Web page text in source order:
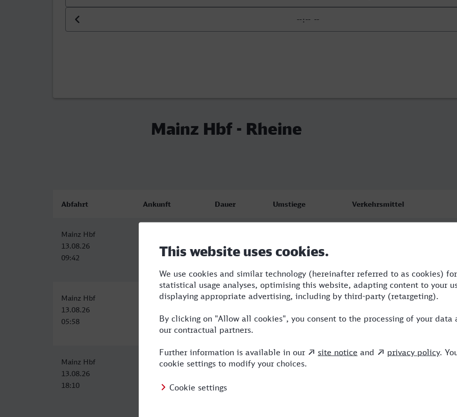
Uhrzeit der Hinfahrt
Mainz Hbf - Rheine
Abfahrt Ankunft Dauer Umstiege Verkehrsmittel
Mainz Hbf
13.08.26
09:42
13.08.26
Mainz Hbf
13.08.26
05:58
Rheine
12:18
6:20 4 RB,VLX,RE,ICE
Mainz Hbf
13.08.26
18:10
Rheine
4:33 2